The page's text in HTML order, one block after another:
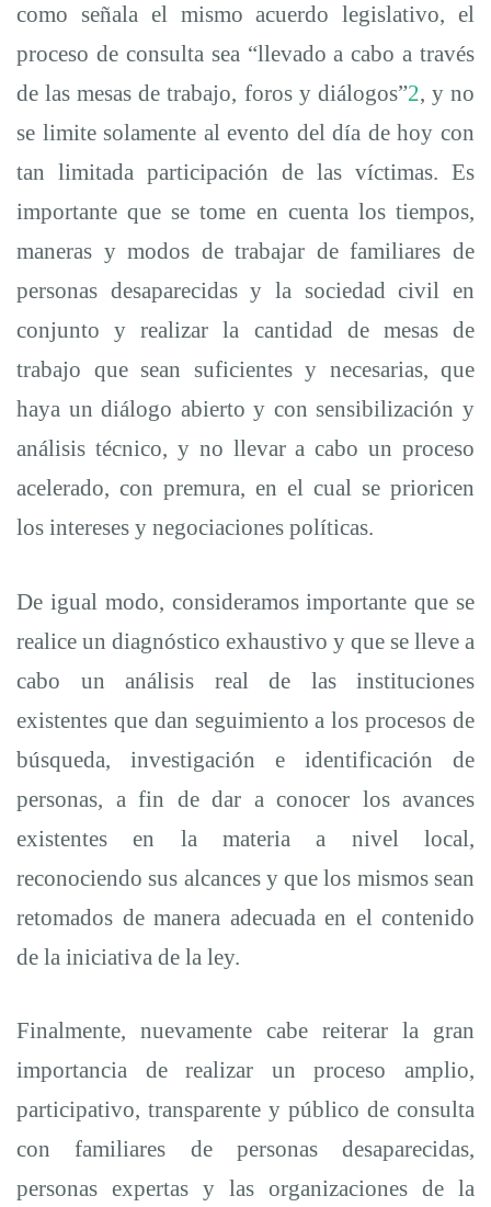
como señala el mismo acuerdo legislativo, el
proceso de consulta sea “llevado a cabo a través
de las mesas de trabajo, foros y diálogos”2, y no
se limite solamente al evento del día de hoy con
tan limitada participación de las víctimas. Es
importante que se tome en cuenta los tiempos,
maneras y modos de trabajar de familiares de
personas desaparecidas y la sociedad civil en
conjunto y realizar la cantidad de mesas de
trabajo que sean suficientes y necesarias, que
haya un diálogo abierto y con sensibilización y
análisis técnico, y no llevar a cabo un proceso
acelerado, con premura, en el cual se prioricen
los intereses y negociaciones políticas.
De igual modo, consideramos importante que se
realice un diagnóstico exhaustivo y que se lleve a
cabo un análisis real de las instituciones
existentes que dan seguimiento a los procesos de
búsqueda, investigación e identificación de
personas, a fin de dar a conocer los avances
existentes en la materia a nivel local,
reconociendo sus alcances y que los mismos sean
retomados de manera adecuada en el contenido
de la iniciativa de la ley.
Finalmente, nuevamente cabe reiterar la gran
importancia de realizar un proceso amplio,
participativo, transparente y público de consulta
con familiares de personas desaparecidas,
personas expertas y las organizaciones de la